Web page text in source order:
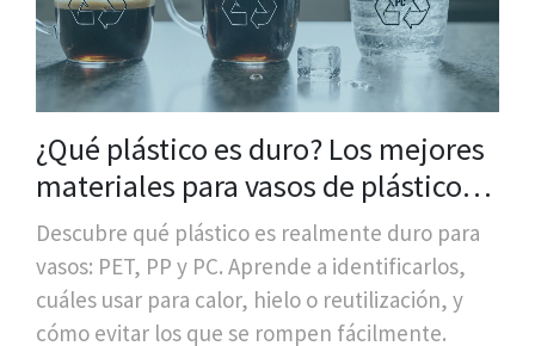
¿Qué plástico es duro? Los mejores
materiales para vasos de plástico
resistente
Descubre qué plástico es realmente duro para
vasos: PET, PP y PC. Aprende a identificarlos,
cuáles usar para calor, hielo o reutilización, y
cómo evitar los que se rompen fácilmente.